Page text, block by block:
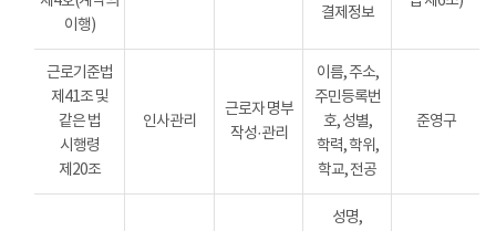
이행)
결제정보
근로기준법
제41조 및
같은 법
시행령
제20조
인사관리
근로자 명부
작성·관리
이름, 주소,
주민등록번
호, 성별,
학력, 학위,
학교, 전공
준영구
성명,